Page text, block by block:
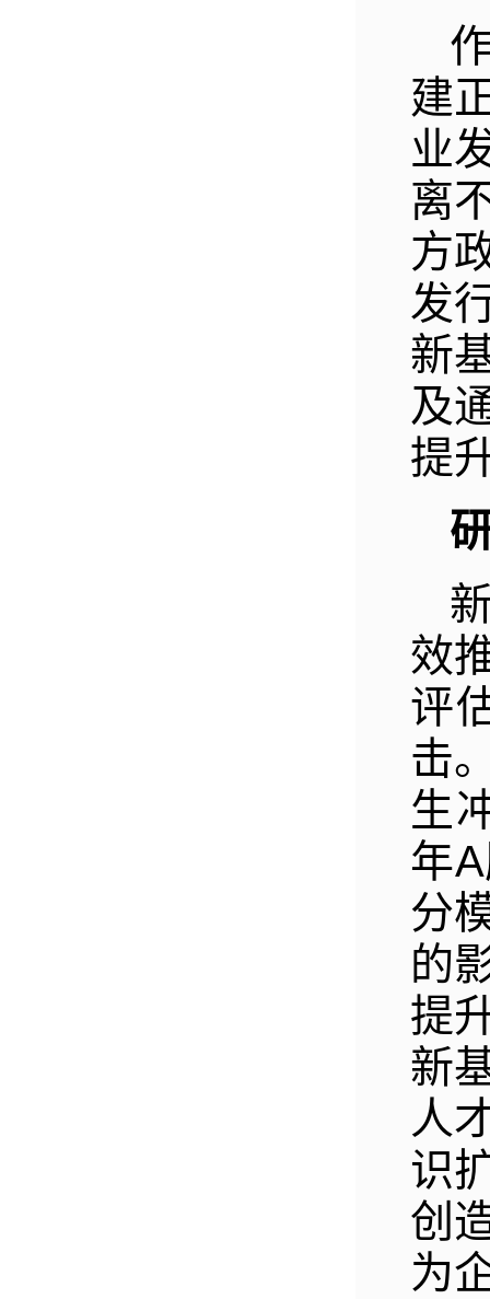
建
业
离
方
发
新
及
提
效
评
击
生
年
分
的
提
新
人
识
创
为